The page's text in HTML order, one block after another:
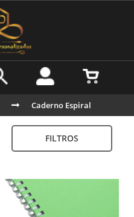
Caderno Espiral
FILTROS